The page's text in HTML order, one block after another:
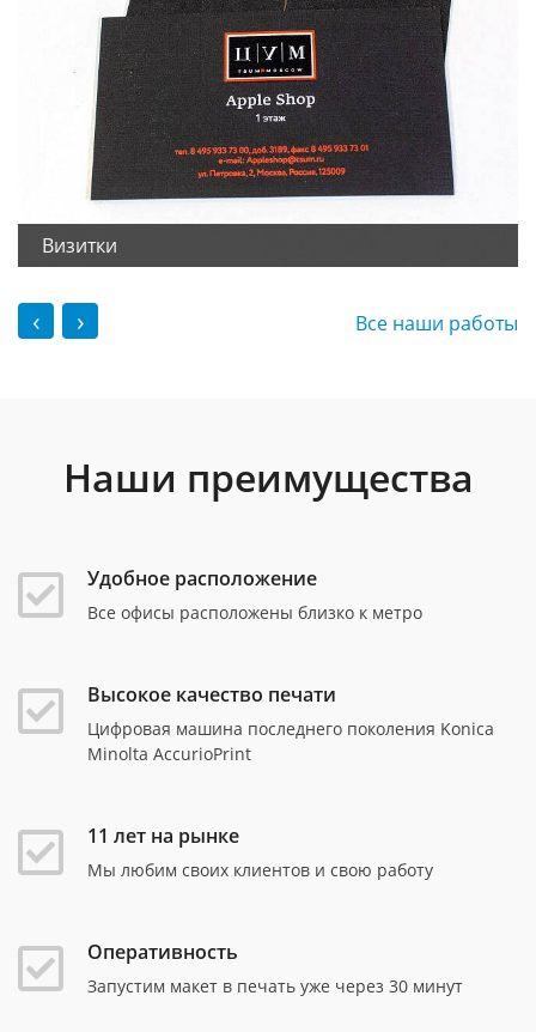
Визитки
‹ › Все наши работы
Наши преимущества
Удобное расположение
Все офисы расположены близко к метро
Высокое качество печати
Цифровая машина последнего поколения Konica
Minolta AccurioPrint
11 лет на рынке
Мы любим своих клиентов и свою работу
Оперативность
Запустим макет в печать уже через 30 минут